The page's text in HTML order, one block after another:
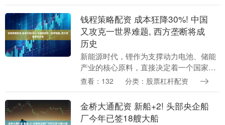
37.....
钱程策略配资 成本狂降30%! 中国
又攻克一世界难题, 西方垄断将成
历史
新能源时代，锂作为支撑动力电池、储能
产业的核心原料，直接决定着一个国家新
能源产业的发展底气。 长期以来，全球盐
控，我国即便坐拥....
查看：132 分类：股票杠杆配资
金桥大通配资 新船+2! 头部央企船
厂今年已签18艘大船